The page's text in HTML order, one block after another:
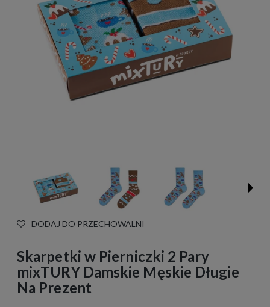
DODAJ DO PRZECHOWALNI
Skarpetki w Pierniczki 2 Pary
mixTURY Damskie Męskie Długie
Na Prezent